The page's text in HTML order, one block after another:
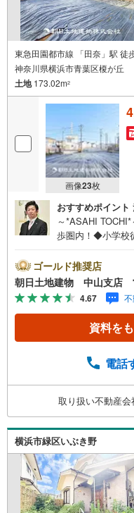
東急田園都市線 「田奈」駅 徒
神奈川県横浜市青葉区榎が丘
土地173.02m2
画像23枚
おすすめポイント
～*ASAHI
歩圏内！◆小学校
まで42周年を迎え
成!!☆当日のご見
駅徒歩1分！☆ご予
土地建物グループ
域No.1を目指し
数ございます。
tc.まずは何でも
おります!!
ゴールド推奨店
朝日土地建物 中山支店
4.67
資料を
電話
取り扱い不動産
横浜市緑区いぶき野